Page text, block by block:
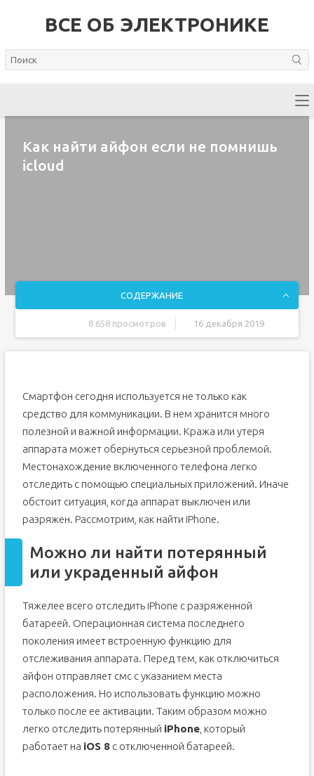
ВСЕ ОБ ЭЛЕКТРОНИКЕ
Как найти айфон если не помнишь
icloud
СОДЕРЖАНИЕ
8 658 просмотров 16 декабря 2019
iphone»
Особые случаи
Специальные приложения и программы для поиска
iPhone
Еще пару методов
Обращение в полицию
Оповещение друзей в соц. сетях
Звонок на свой номер
[устройство]» на пропавшем устройстве
Если на пропавшем устройстве не включена программа
Айфон не включена
Определение местоположения по геолокации
Разряжена батарея, как быть?
Чужое устройство
Смартфон сегодня используется не только как
средство для коммуникации. В нем хранится много
полезной и важной информации. Кража или утеря
аппарата может обернуться серьезной проблемой.
Местонахождение включенного телефона легко
отследить с помощью специальных приложений. Иначе
обстоит ситуация, когда аппарат выключен или
разряжен. Рассмотрим, как найти iPhone.
Можно ли найти потерянный
или украденный айфон
Тяжелее всего отследить iPhone с разряженной
батареей. Операционная система последнего
поколения имеет встроенную функцию для
отслеживания аппарата. Перед тем, как отключиться
айфон отправляет смс с указанием места
расположения. Но использовать функцию можно
только после ее активации. Таким образом можно
легко отследить потерянный iPhone, который
работает на iOS 8с отключенной батареей.